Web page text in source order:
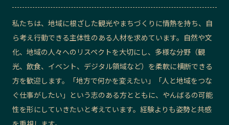
私たちは、地域に根ざした観光やまちづくりに情熱を持ち、自
ら考え行動できる主体性のある人材を求めています。自然や文
化、地域の人々へのリスペクトを大切にし、多様な分野（観
光、飲食、イベント、デジタル領域など）を柔軟に横断できる
方を歓迎します。「地方で何かを変えたい」「人と地域をつな
ぐ仕事がしたい」という志のある方とともに、やんばるの可能
性を形にしていきたいと考えています。経験よりも姿勢と共感